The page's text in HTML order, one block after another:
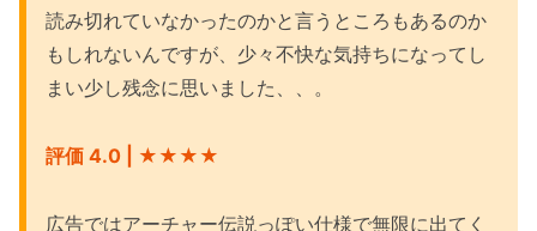
読み切れていなかったのかと言うところもあるのか
もしれないんですが、少々不快な気持ちになってし
まい少し残念に思いました、、。
評価 4.0 | ★★★★
広告ではアーチャー伝説っぽい仕様で無限に出てく